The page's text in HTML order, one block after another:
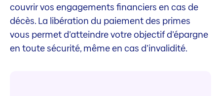
couvrir vos engagements financiers en cas de
décès. La libération du paiement des primes
vous permet d’atteindre votre objectif d’épargne
en toute sécurité, même en cas d’invalidité.